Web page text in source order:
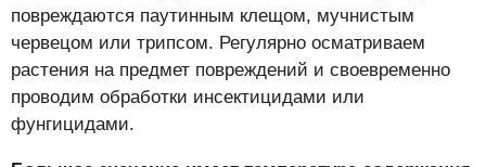
повреждаются паутинным клещом, мучнистым
червецом или трипсом. Регулярно осматриваем
растения на предмет повреждений и своевременно
проводим обработки инсектицидами или
фунгицидами.